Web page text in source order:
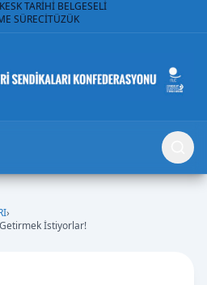
KESK TARİHİ BELGESELİ
SÜRECİTÜZÜK
›
Getirmek İstiyorlar!